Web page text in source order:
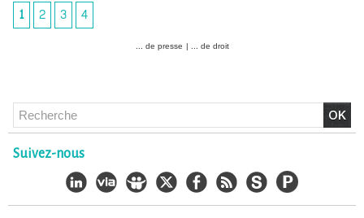
1
2 3 4
... de presse | ... de droit
Suivez-nous
Chlordécone : un non-lieu confirmé, la bataille se déplace
vers la Cour de cassation
30/06/2026
CHLORDÉCONE Déclaration de Me Christophe
LÈGUEVAQUES (CLE), avocat de parties civiles, après la